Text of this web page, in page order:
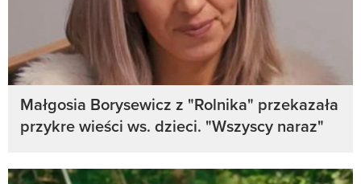
Małgosia Borysewicz z "Rolnika" przekazała
przykre wieści ws. dzieci. "Wszyscy naraz"